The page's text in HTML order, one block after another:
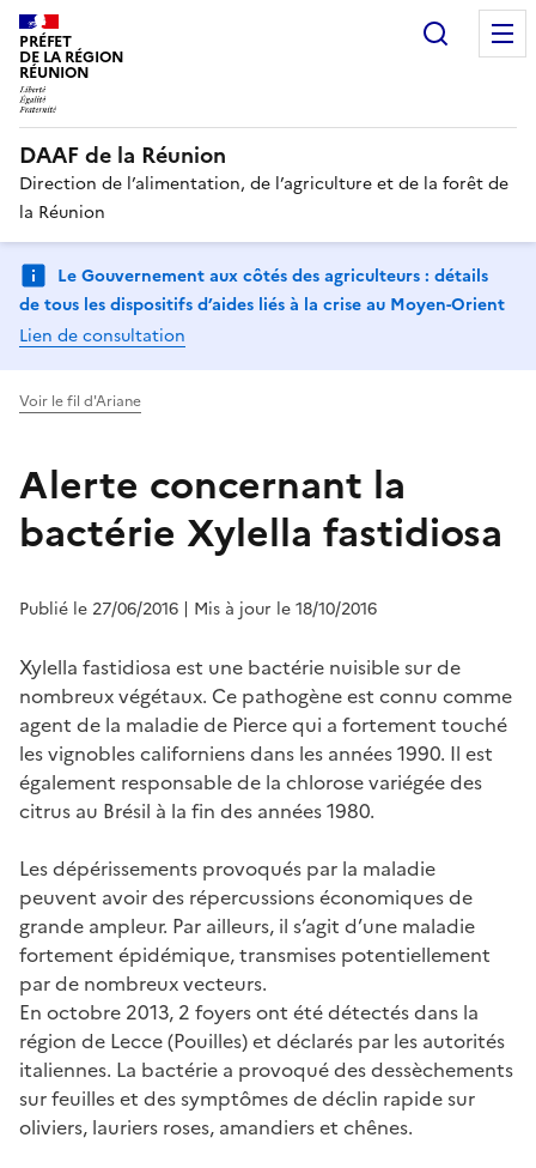
PRÉFET
DE LA RÉGION
RÉUNION
DAAF de la Réunion
Direction de l’alimentation, de l’agriculture et de la forêt de
la Réunion
Le Gouvernement aux côtés des agriculteurs : détails
de tous les dispositifs d’aides liés à la crise au Moyen-Orient
Lien de consultation
Voir le fil d'Ariane
Alerte concernant la
bactérie Xylella fastidiosa
Publié le 27/06/2016 | Mis à jour le 18/10/2016
Xylella fastidiosa est une bactérie nuisible sur de
nombreux végétaux. Ce pathogène est connu comme
agent de la maladie de Pierce qui a fortement touché
les vignobles californiens dans les années 1990. Il est
également responsable de la chlorose variégée des
citrus au Brésil à la fin des années 1980.
Les dépérissements provoqués par la maladie
peuvent avoir des répercussions économiques de
grande ampleur. Par ailleurs, il s’agit d’une maladie
fortement épidémique, transmises potentiellement
par de nombreux vecteurs.
En octobre 2013, 2 foyers ont été détectés dans la
région de Lecce (Pouilles) et déclarés par les autorités
italiennes. La bactérie a provoqué des dessèchements
sur feuilles et des symptômes de déclin rapide sur
oliviers, lauriers roses, amandiers et chênes.